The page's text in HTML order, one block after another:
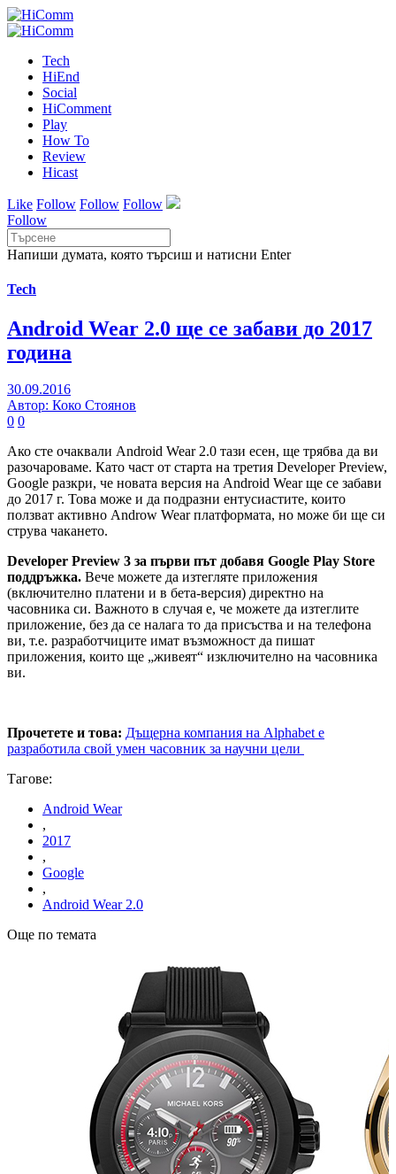
Tech
HiEnd
Social
HiComment
Play
How To
Review
Hicast
Like Follow Follow Follow
Follow
Напиши думата, която търсиш и натисни Enter
Tech
Android Wear 2.0 ще се забави до 2017
година
30.09.2016
Автор: Коко Стоянов
0 0
Ако сте очаквали Android Wear 2.0 тази есен, ще трябва да ви
разочароваме. Като част от старта на третия Developer Preview,
Google разкри, че новата версия на Android Wear ще се забави
до 2017 г. Това може и да подразни ентусиастите, които
ползват активно Androw Wear платформата, но може би ще си
струва чакането.
Developer Preview 3 за първи път добавя Google Play Store
поддръжка. Вече можете да изтегляте приложения
(включително платени и в бета-версия) директно на
часовника си. Важното в случая е, че можете да изтеглите
приложение, без да се налага то да присъства и на телефона
ви, т.е. разработчиците имат възможност да пишат
приложения, които ще „живеят“ изключително на часовника
ви.
Прочетете и това: Дъщерна компания на Alphabet е
разработила свой умен часовник за научни цели
Тагове:
Android Wear
,
2017
,
Google
,
Android Wear 2.0
Още по темата